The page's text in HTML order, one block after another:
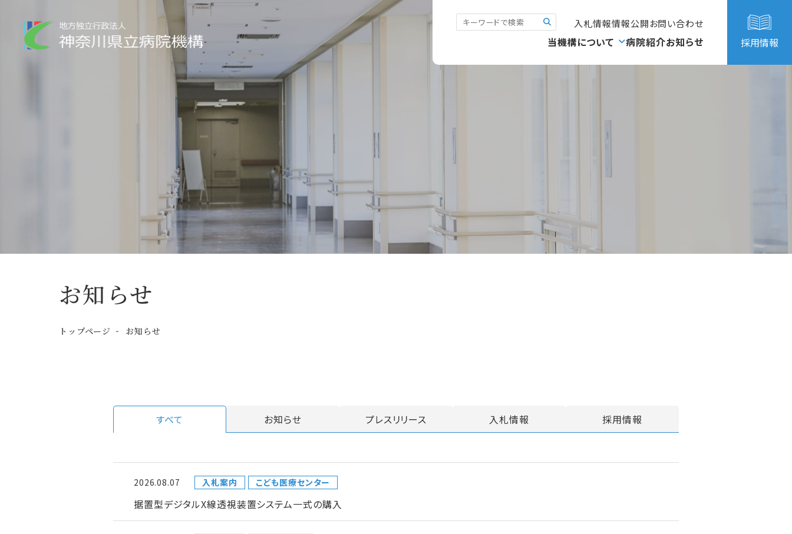
入札情報情報公開お問い合わせ
当機構について 病院紹介お知らせ 採用情報
お知らせ
トップページ お知らせ
すべて お知らせ プレスリリース 入札情報 採用情報
2026.08.07 入札案内 こども医療センター
据置型デジタルX線透視装置システム一式の購入